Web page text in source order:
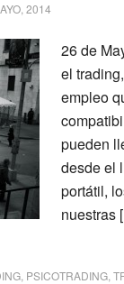
2014
26 de
el
empleo
pueden
desde el
portátil,
nuestras
PSICOTRADING